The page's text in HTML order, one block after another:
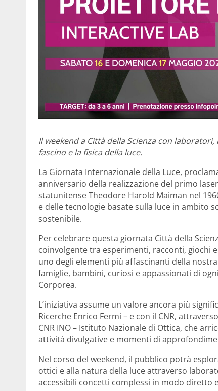
Il weekend a Città della Scienza con
fascino e la fisica della luce.
La Giornata Internazionale della Luce,
anniversario della realizzazione del primo
statunitense Theodore Harold Maiman nel
e delle tecnologie basate sulla luce in ambito
sostenibile.
Per celebrare questa giornata Città della
coinvolgente tra esperimenti, racconti, giochi
uno degli elementi più affascinanti della
famiglie, bambini, curiosi e appassionati di
Corporea.
L’iniziativa assume un valore ancora più
Ricerche Enrico Fermi – e con il CNR,
CNR INO – Istituto Nazionale di Ottica, che
attività divulgative e momenti di
Nel corso del weekend, il pubblico potrà
ottici e alla natura della luce attraverso
accessibili concetti complessi in modo diretto